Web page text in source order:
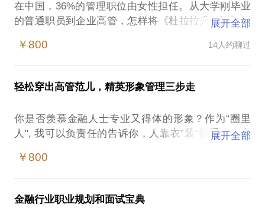
40倍，是中国资本市场10年来仅有的一次企业对接资
本市场的大潮。
如果你觉得通过这些文字描述还不足以了解“中国的纳
果你已经有了上市的想法，却不了解上市的成本与利
让我们用最通俗易懂的方式来我们来聊聊以下内容：
上新三板对企业有什么好处？
新三板上市规划+时间成本+资金成本；
国内外各个资本市场概况以及行业偏好。
在中国，36%的管理职位由女性担任。从大学刚毕业
的普通职员到企业高管，怎样将《杜拉拉升职记》投
谈吐得体，沟通中善于观察、发挥感同身受的共情能
得，却也不是无迹可寻。
我平均每天都要见一个企业高层，发掘企业的需求并
成说服工作+与他们交朋友，这是是我生活的一部
分。无论是从我自身的职场经验，还是从我旁观其他
优秀职业女性的表现而得的经验来看，职场女性的领
自己。
展开全部
￥800 14人约聊过
轻松穿出高管范儿，精英形象管理三步走
你是否羡慕金融人士专业又得体的形象？作为“圈里
人", 我可以负责任的告诉你，人靠衣”装“很重要，也
如果您是男士，您是否有以下烦恼：
休闲时T-shirt仔裤，怎么穿得舒服还不屌丝？
预算有限，怎么拥有一套自己的定制用于正式场合？
展开全部
￥800
金融行业职业规划和面试宝典